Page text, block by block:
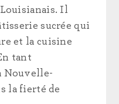
Il
sucrée qui
et la cuisine
tant
Nouvelle-
la fierté de